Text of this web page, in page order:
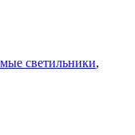
светильники,